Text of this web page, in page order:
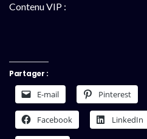
Contenu VIP :
Partager :
E-mail Pinterest
Facebook LinkedIn